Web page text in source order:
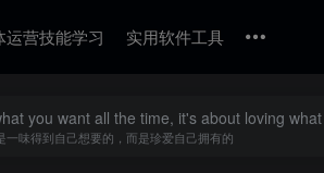
运营技能学习 实用软件工具
you want all the time, it's about loving
一味得到自己想要的，而是珍爱自己拥有的